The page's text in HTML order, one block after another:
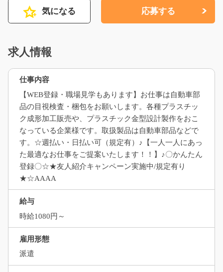
気になる 応募する
求人情報
仕事内容
【WEB登録・職場見学もあります】お仕事は自動車部
品の目視検査・梱包をお願いします。各種プラスチッ
ク成形加工販売や、プラスチック金型設計製作をおこ
なっている企業様です。取扱製品は自動車部品などで
す。☆週払い・日払い可（規定有）♪【一人一人にあっ
た最適なお仕事をご提案いたします！！】♪〇かんたん
登録〇☆★友人紹介キャンペーン実施中/規定有り
★☆AAAA
給与
時給1080円～
雇用形態
派遣